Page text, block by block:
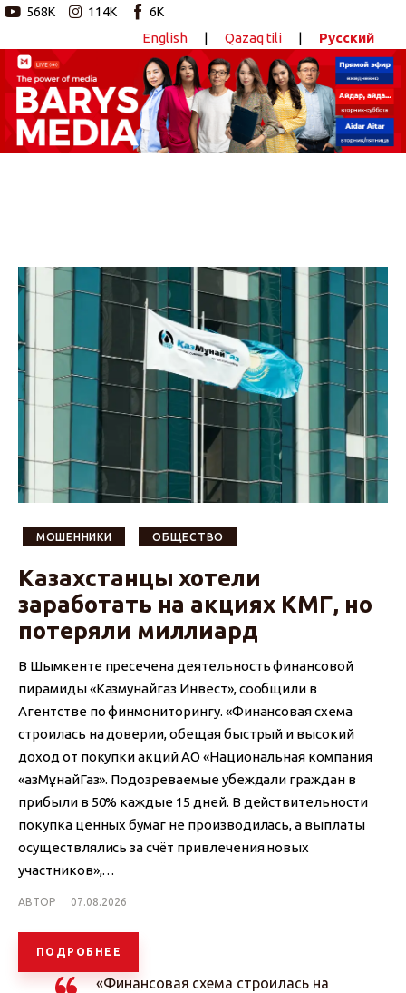
568K 114K 6K
English | Qazaq tili | Русский
Новостной портал
Главная
Видео
Barys Sport
МОШЕННИКИ ОБЩЕСТВО
Казахстанцы хотели
заработать на акциях КМГ, но
потеряли миллиард
В Шымкенте пресечена деятельность финансовой
пирамиды «Казмунайгаз Инвест», сообщили в
Агентстве по финмониторингу. «Финансовая схема
строилась на доверии, обещая быстрый и высокий
доход от покупки акций АО «Национальная компания
«ҚазМұнайГаз». Подозреваемые убеждали граждан в
прибыли в 50% каждые 15 дней. В действительности
покупка ценных бумаг не производилась, а выплаты
осуществлялись за счёт привлечения новых
участников»,…
АВТОР 07.08.2026
ПОДРОБНЕЕ
«Финансовая схема строилась на